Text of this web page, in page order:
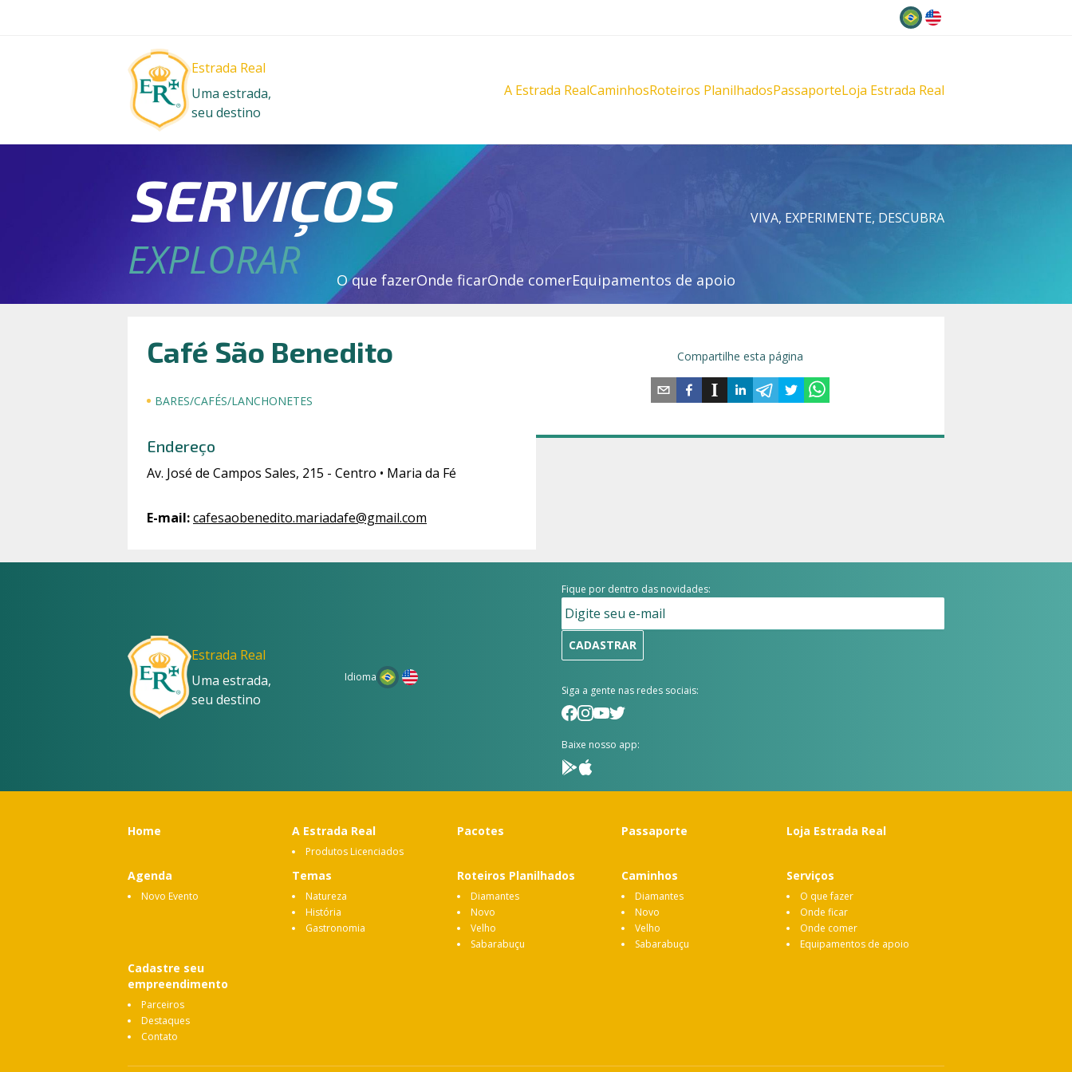
Estrada Real
Uma estrada,
seu destino
A Estrada RealCaminhosRoteiros PlanilhadosPassaporteLoja Estrada Real
SERVIÇOS VIVA, EXPERIMENTE, DESCUBRA
EXPLORAR O que fazerOnde ficarOnde comerEquipamentos de apoio
Café São Benedito
BARES/CAFÉS/LANCHONETES
Endereço
Av. José de Campos Sales, 215 - Centro • Maria da Fé
E-mail:cafesaobenedito.mariadafe@gmail.com
Compartilhe esta página
Estrada Real
Uma estrada,
seu destino
Idioma
Fique por dentro das novidades:
CADASTRAR
Siga a gente nas redes sociais:
Baixe nosso app:
Home A Estrada Real
Produtos Licenciados
Pacotes Passaporte Loja Estrada Real
Agenda
Novo Evento
Temas
Natureza
História
Gastronomia
Roteiros Planilhados
Diamantes
Novo
Velho
Sabarabuçu
Caminhos
Diamantes
Novo
Velho
Sabarabuçu
Serviços
O que fazer
Onde ficar
Onde comer
Equipamentos de apoio
Cadastre seu
empreendimento
Parceiros
Destaques
Contato